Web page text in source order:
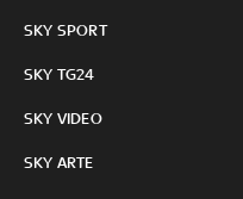
SKY SPORT
SKY TG24
SKY VIDEO
SKY ARTE